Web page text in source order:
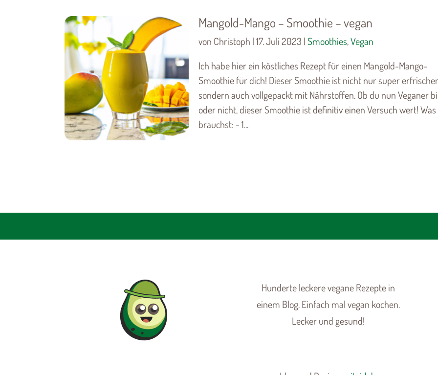
Mangold-Mango – Smoothie – vegan
von Christoph | 17. Juli 2023 |Smoothies,Vegan
Ich habe hier ein köstliches Rezept für einen Mangold-Mango-
Smoothie für dich! Dieser Smoothie ist nicht nur super
sondern auch vollgepackt mit Nährstoffen. Ob du nun Veganer
oder nicht, dieser Smoothie ist definitiv einen Versuch wert!
brauchst: - 1...
Hunderte leckere vegane Rezepte in
einem Blog. Einfach mal vegan kochen.
Lecker und gesund!